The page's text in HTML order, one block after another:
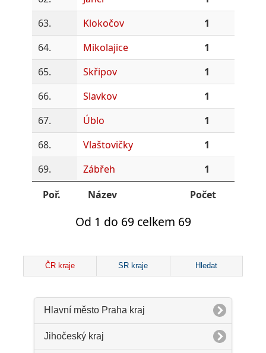
63.
Klokočov
1
64.
Mikolajice
1
65.
Skřipov
1
66.
Slavkov
1
67.
Úblo
1
68.
Vlaštovičky
1
69.
Zábřeh
1
Poř.
Název Počet
Od 1 do 69 celkem 69
ČR kraje SR kraje Hledat
Hlavní město Praha kraj
Jihočeský kraj